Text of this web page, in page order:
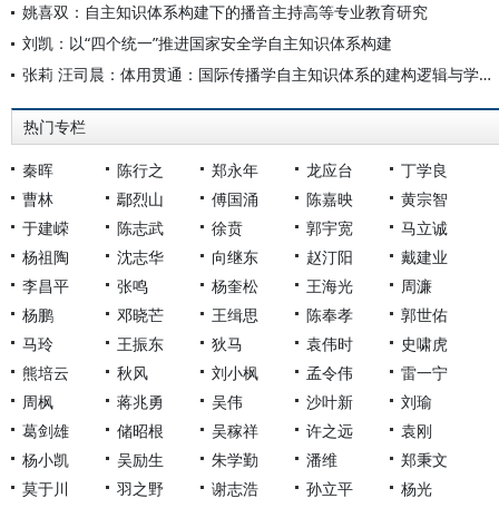
姚喜双：自主知识体系构建下的播音主持高等专业教育研究
刘凯：以“四个统一”推进国家安全学自主知识体系构建
张莉 汪司晨：体用贯通：国际传播学自主知识体系的建构逻辑与学科交叉进路
热门专栏
秦晖 陈行之 郑永年 龙应台
丁学良
曹林
鄢烈山 傅国涌 陈嘉映
黄宗智
于建嵘
陈志武 徐贲 郭宇宽
马立诚
杨祖陶
沈志华 向继东 赵汀阳
戴建业
李昌平
张鸣 杨奎松 王海光
周濂
杨鹏
邓晓芒 王缉思 陈奉孝
郭世佑
马玲
王振东 狄马 袁伟时
史啸虎
熊培云
秋风 刘小枫 孟令伟
雷一宁
周枫
蒋兆勇 吴伟 沙叶新
刘瑜
葛剑雄
储昭根 吴稼祥 许之远
袁刚
杨小凯
吴励生 朱学勤 潘维
郑秉文
莫于川
羽之野 谢志浩 孙立平 杨光